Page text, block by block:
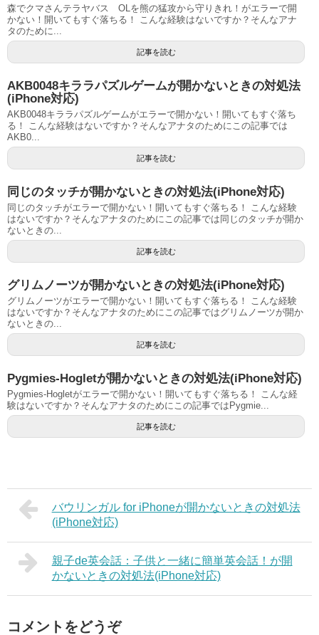
森でクマさんテラヤバス OLを熊の猛攻から守りきれ！がエラーで開
かない！開いてもすぐ落ちる！ こんな経験はないですか？そんなアナ
タのために...
記事を読む
AKB0048キララパズルゲームが開かないときの対処法
(iPhone対応)
AKB0048キララパズルゲームがエラーで開かない！開いてもすぐ落ち
る！ こんな経験はないですか？そんなアナタのためにこの記事では
AKB0...
記事を読む
同じのタッチが開かないときの対処法(iPhone対応)
同じのタッチがエラーで開かない！開いてもすぐ落ちる！ こんな経験
はないですか？そんなアナタのためにこの記事では同じのタッチが開か
ないときの...
記事を読む
グリムノーツが開かないときの対処法(iPhone対応)
グリムノーツがエラーで開かない！開いてもすぐ落ちる！ こんな経験
はないですか？そんなアナタのためにこの記事ではグリムノーツが開か
ないときの...
記事を読む
Pygmies-Hogletが開かないときの対処法(iPhone対応)
Pygmies-Hogletがエラーで開かない！開いてもすぐ落ちる！ こんな経
験はないですか？そんなアナタのためにこの記事ではPygmie...
記事を読む
バウリンガル for iPhoneが開かないときの対処法
(iPhone対応)
親子de英会話：子供と一緒に簡単英会話！が開
かないときの対処法(iPhone対応)
コメントをどうぞ